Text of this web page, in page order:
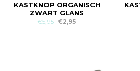
KASTKNOP ORGANISCH
ZWART GLANS
€5,95 €2,95